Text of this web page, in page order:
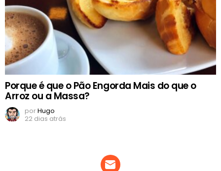
Porque é que o Pão Engorda Mais do que o
Arroz ou a Massa?
porHugo
22 dias atrás